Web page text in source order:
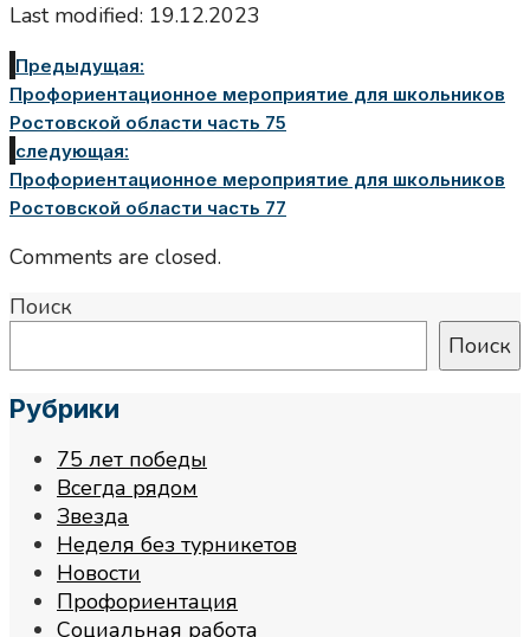
Last modified: 19.12.2023
Предыдущая:
Профориентационное мероприятие для школьников
Ростовской области часть 75
следующая:
Профориентационное мероприятие для школьников
Ростовской области часть 77
Comments are closed.
Поиск
Поиск
Рубрики
75 лет победы
Всегда рядом
Звезда
Неделя без турникетов
Новости
Профориентация
Социальная работа